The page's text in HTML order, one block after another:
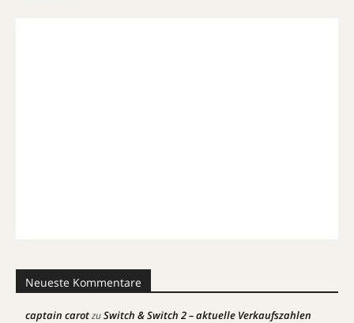
Neueste Kommentare
captain carotzuSwitch & Switch 2 – aktuelle Verkaufszahlen